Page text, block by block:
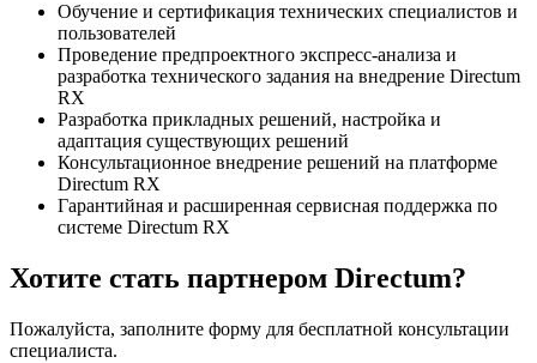
Обучение и сертификация технических специалистов и
пользователей
Проведение предпроектного экспресс-анализа и
разработка технического задания на внедрение Directum
RX
Разработка прикладных решений, настройка и
адаптация существующих решений
Консультационное внедрение решений на платформе
Directum RX
Гарантийная и расширенная сервисная поддержка по
системе Directum RX
Хотите стать партнером Directum?
Пожалуйста, заполните форму для бесплатной консультации
специалиста.